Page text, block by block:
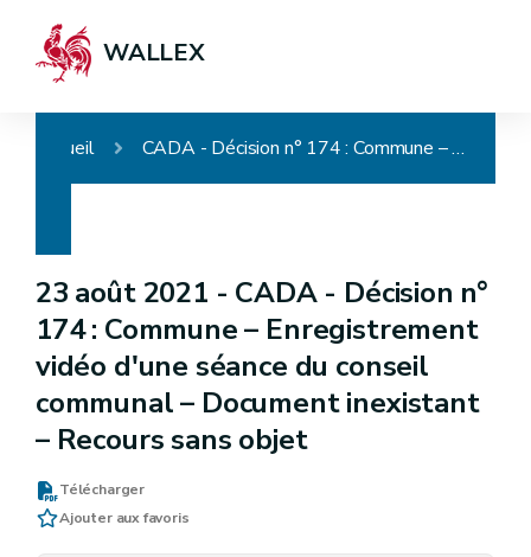
WALLEX
Accueil CADA - Décision n° 174 : Commune – Enregistrement vidéo d'une séance du conseil communal – Document inexistant – Recours sans objet
23 août 2021 - CADA - Décision n°
174 : Commune – Enregistrement
vidéo d'une séance du conseil
communal – Document inexistant
– Recours sans objet
Télécharger
Ajouter aux favoris